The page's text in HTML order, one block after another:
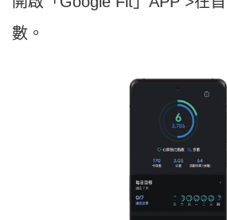
數。